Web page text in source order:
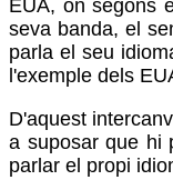
EUA, on segons
seva banda, el
parla el seu
l'exemple dels
D'aquest
a suposar que hi
parlar el propi